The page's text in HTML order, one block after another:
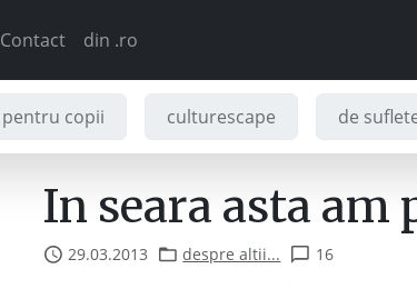
Contact din .ro
pentru copii culturescape de
In seara asta am
29.03.2013 despre altii... 16